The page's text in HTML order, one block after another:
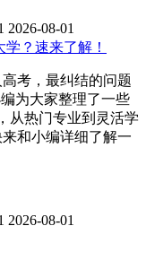
2026-08-01
？速来了解！
考，最纠结的问题
为大家整理了一些
从热门专业到灵活学
和小编详细了解一
2026-08-01